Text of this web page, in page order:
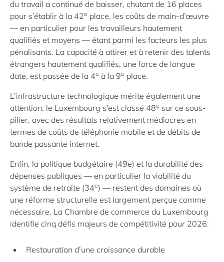
du travail a continué de baisser, chutant de 16 places
pour s’établir à la 42e place, les coûts de main-d’œuvre
— en particulier pour les travailleurs hautement
qualifiés et moyens — étant parmi les facteurs les plus
pénalisants. La capacité à attirer et à retenir des talents
étrangers hautement qualifiés, une force de longue
date, est passée de la 4e à la 9e place.
L’infrastructure technologique mérite également une
attention: le Luxembourg s’est classé 48e sur ce sous-
pilier, avec des résultats relativement médiocres en
termes de coûts de téléphonie mobile et de débits de
bande passante internet.
Enfin, la politique budgétaire (49e) et la durabilité des
dépenses publiques — en particulier la viabilité du
système de retraite (34e) — restent des domaines où
une réforme structurelle est largement perçue comme
nécessaire. La Chambre de commerce du Luxembourg
identifie cinq défis majeurs de compétitivité pour 2026:
Restauration d’une croissance durable